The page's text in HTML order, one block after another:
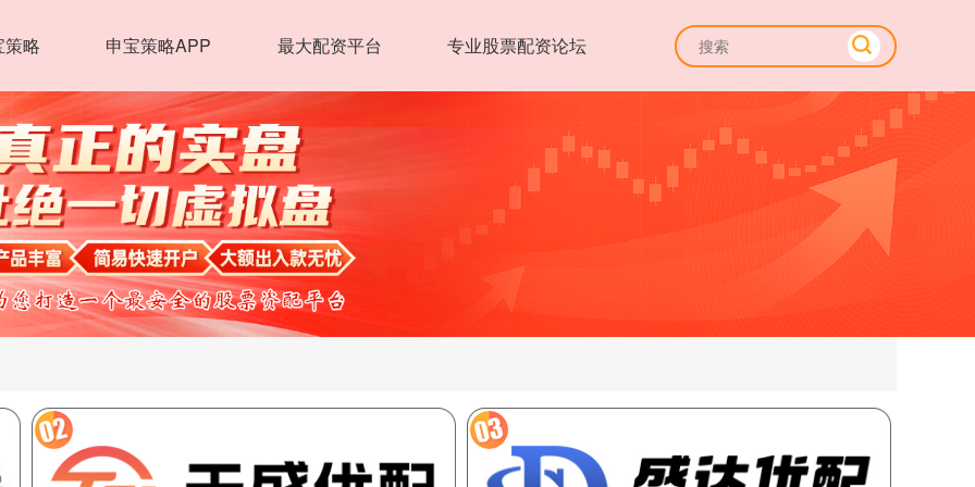
略 申宝策略APP 最大配资平台 专业股票配资论坛